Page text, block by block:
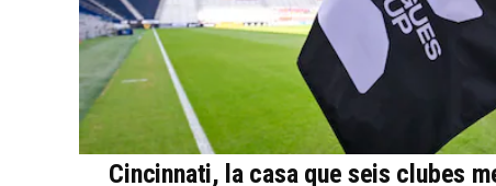
Cincinnati, la casa que seis clubes